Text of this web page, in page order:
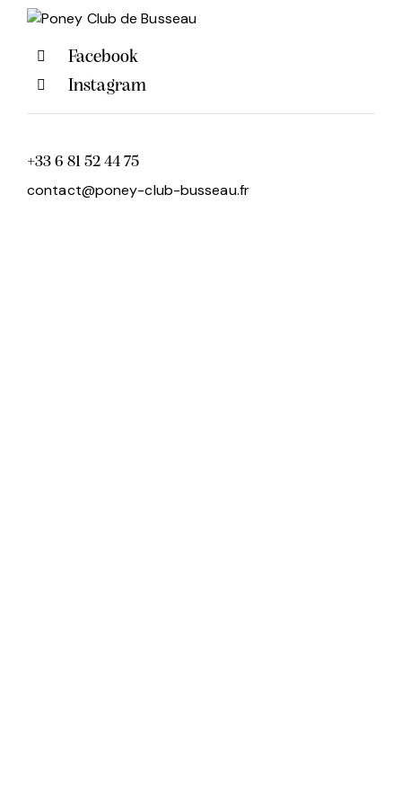
Facebook
Instagram
+33 6 81 52 44 75
contact@poney-club-busseau.fr